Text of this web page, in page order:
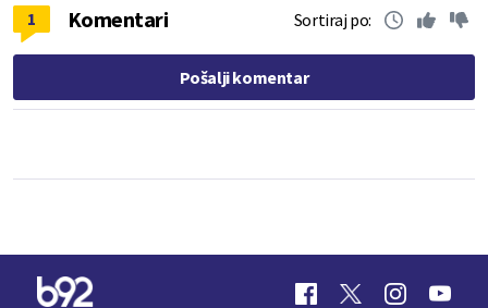
1 Komentari Sortiraj po:
Pošalji komentar